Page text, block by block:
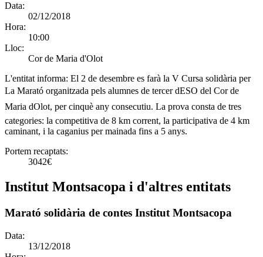
Data:
02/12/2018
Hora:
10:00
Lloc:
Cor de Maria d'Olot
L'entitat informa: El 2 de desembre es farà la V Cursa solidària per
La Marató organitzada pels alumnes de tercer dESO del Cor de
Maria dOlot, per cinquè any consecutiu. La prova consta de tres
categories: la competitiva de 8 km corrent, la participativa de 4 km
caminant, i la caganius per mainada fins a 5 anys.
Portem recaptats:
3042€
Institut Montsacopa i d'altres entitats
Marató solidària de contes Institut Montsacopa
Data:
13/12/2018